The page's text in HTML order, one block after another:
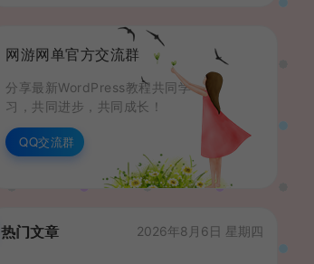
网游网单官方交流群
分享最新WordPress教程共同学
习，共同进步，共同成长！
QQ交流群
热门文章 2026年8月6日 星期四